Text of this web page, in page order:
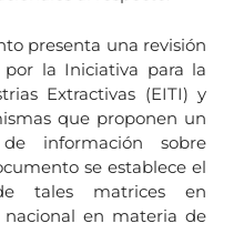
presenta una revisión
por la Iniciativa para la
Extractivas (EITI) y
que proponen un
información sobre
se establece el
tales matrices en
en materia de